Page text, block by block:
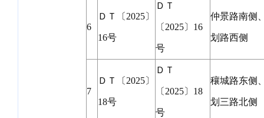
6
ＤＴ〔2025〕
16号
ＤＴ
〔2025〕16
号
仲景路南侧
划路西侧
7
ＤＴ〔2025〕
18号
ＤＴ
〔2025〕18
号
穰城路东侧
划三路北侧